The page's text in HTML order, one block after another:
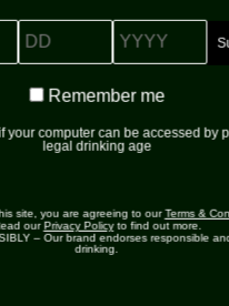
ja kirsikalla.
kehitettiin 1910-luvulla
Singaporessa.
voisivat tilata julkisesti
DD YYYY
Remember
Remember me
your computer can be accessed by
legal drinking age
site, you are agreeing to ourTerms &
our Privacy Policyto find out more.
– Our brand endorses responsible
drinking.